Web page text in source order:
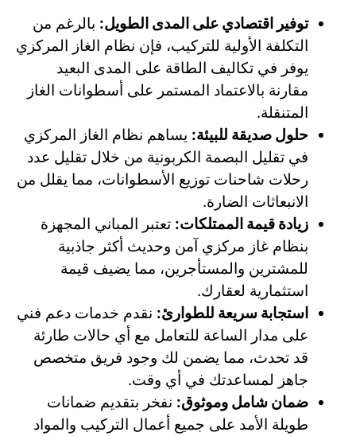
توفير اقتصادي على المدى الطويل: بالرغم من
التكلفة الأولية للتركيب، فإن نظام الغاز المركزي
يوفر في تكاليف الطاقة على المدى البعيد
مقارنة بالاعتماد المستمر على أسطوانات الغاز
المتنقلة.
حلول صديقة للبيئة: يساهم نظام الغاز المركزي
في تقليل البصمة الكربونية من خلال تقليل عدد
رحلات شاحنات توزيع الأسطوانات، مما يقلل من
الانبعاثات الضارة.
زيادة قيمة الممتلكات: تعتبر المباني المجهزة
بنظام غاز مركزي آمن وحديث أكثر جاذبية
للمشترين والمستأجرين، مما يضيف قيمة
استثمارية لعقارك.
استجابة سريعة للطوارئ: نقدم خدمات دعم فني
على مدار الساعة للتعامل مع أي حالات طارئة
قد تحدث، مما يضمن لك وجود فريق متخصص
جاهز لمساعدتك في أي وقت.
ضمان شامل وموثوق: نفخر بتقديم ضمانات
طويلة الأمد على جميع أعمال التركيب والمواد